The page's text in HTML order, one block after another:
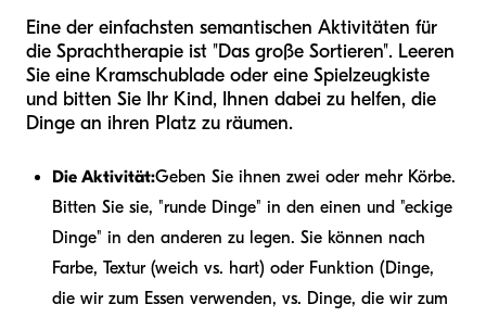
Eine der einfachsten semantischen Aktivitäten für
die Sprachtherapie ist "Das große Sortieren". Leeren
Sie eine Kramschublade oder eine Spielzeugkiste
und bitten Sie Ihr Kind, Ihnen dabei zu helfen, die
Dinge an ihren Platz zu räumen.
Die Aktivität:Geben Sie ihnen zwei oder mehr Körbe.
Bitten Sie sie, "runde Dinge" in den einen und "eckige
Dinge" in den anderen zu legen. Sie können nach
Farbe, Textur (weich vs. hart) oder Funktion (Dinge,
die wir zum Essen verwenden, vs. Dinge, die wir zum